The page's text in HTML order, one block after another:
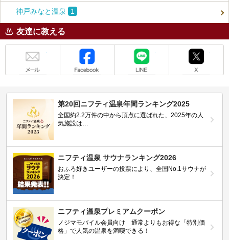
神戸みなと温泉 1
友達に教える
第20回ニフティ温泉年間ランキング2025
全国約2.2万件の中から頂点に選ばれた、2025年の人
気施設は…
ニフティ温泉 サウナランキング2026
おふろ好きユーザーの投票により、全国No.1サウナが
決定！
ニフティ温泉プレミアムクーポン
ノジマモバイル会員向け 通常よりもお得な「特別価
格」で人気の温泉を満喫できる！